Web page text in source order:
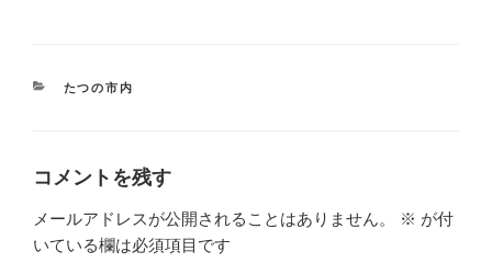
カ
たつの市内
コメントを残す
メールアドレスが公開されることはありません。 ※ が付
いている欄は必須項目です